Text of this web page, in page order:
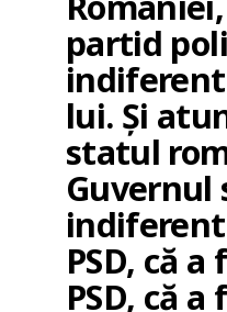
partid
lui. Și
statul
Guvernul
PSD, că a
PSD, că